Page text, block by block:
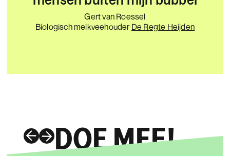
Gert van Roessel
Biologisch melkveehouder De Regte Heijden
DOE MEE!